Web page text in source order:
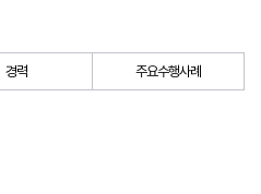
경력 주요수행사례